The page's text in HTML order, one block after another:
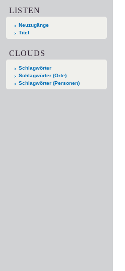
LISTEN
Neuzugänge
Titel
CLOUDS
Schlagwörter
Schlagwörter (Orte)
Schlagwörter (Personen)